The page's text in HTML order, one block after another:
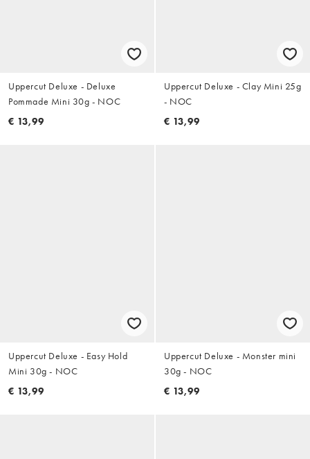
Uppercut Deluxe - Deluxe
Pommade Mini 30g - NOC
€ 13,99
Uppercut Deluxe - Clay Mini 25g
- NOC
€ 13,99
Uppercut Deluxe - Easy Hold
Mini 30g - NOC
€ 13,99
Uppercut Deluxe - Monster mini
30g - NOC
€ 13,99